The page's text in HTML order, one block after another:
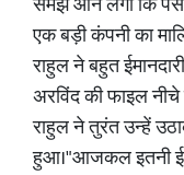
एक बड़ी कंपनी का
राहुल ने बहुत
अरविंद की फाइल
राहुल ने तुरंत उन्हें
हुआ।"आजकल इतनी